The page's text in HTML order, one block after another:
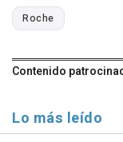
Roche
Contenido
Lo más leído